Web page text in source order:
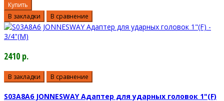
Купить
В закладки
В сравнение
2410 р.
В закладки В сравнение
S03A8A6 JONNESWAY Адаптер для ударных головок 1"(F)